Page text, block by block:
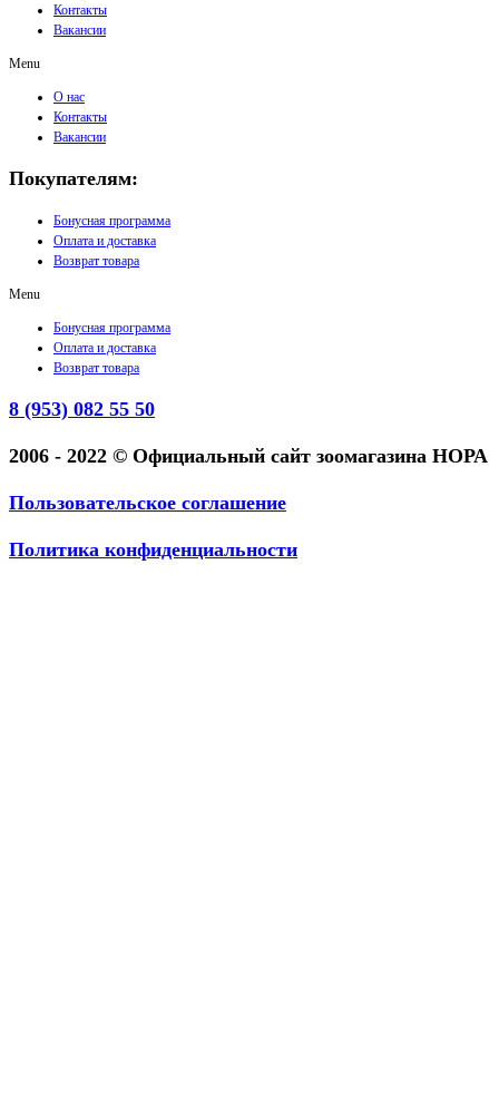
Контакты
Вакансии
Menu
О нас
Контакты
Вакансии
Покупателям:
Бонусная программа
Оплата и доставка
Возврат товара
Menu
Бонусная программа
Оплата и доставка
Возврат товара
8 (953) 082 55 50
2006 - 2022 © Официальный сайт зоомагазина НОРА
Пользовательское соглашение
Политика конфиденциальности